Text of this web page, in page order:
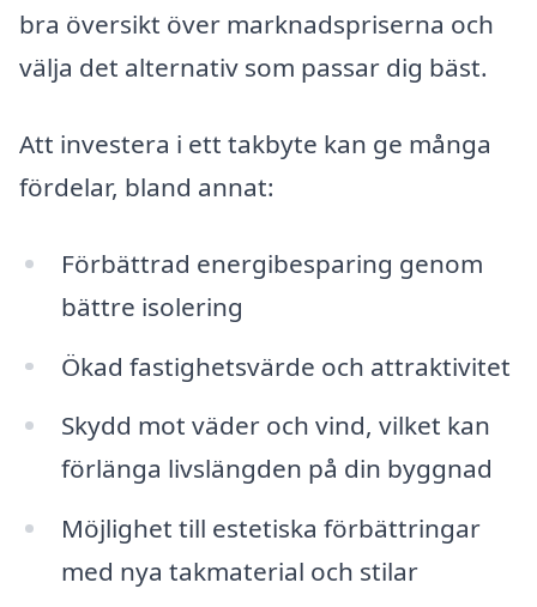
bra översikt över marknadspriserna och
välja det alternativ som passar dig bäst.
Att investera i ett takbyte kan ge många
fördelar, bland annat:
Förbättrad energibesparing genom
bättre isolering
Ökad fastighetsvärde och attraktivitet
Skydd mot väder och vind, vilket kan
förlänga livslängden på din byggnad
Möjlighet till estetiska förbättringar
med nya takmaterial och stilar